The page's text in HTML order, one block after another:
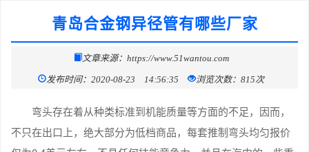
青岛合金钢异径管有哪些厂家
文章来源：https://www.51wantou.com
发布时间：2020-08-23 14:56:35 浏览次数：815次
弯头存在着从种类标准到机能质量等方面的不足，因而，
不只在出口上，绝大部分为低档商品，每套推制弯头均匀报价